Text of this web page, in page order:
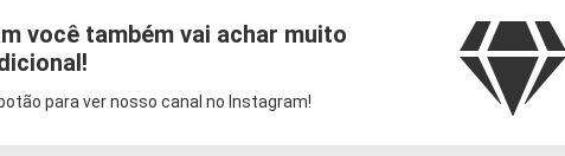
você também vai achar muito
para ver nosso canal no Instagram!